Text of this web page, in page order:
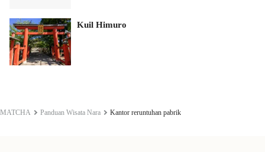
Kuil Himuro
MATCHA Panduan Wisata Nara Kantor reruntuhan pabrik